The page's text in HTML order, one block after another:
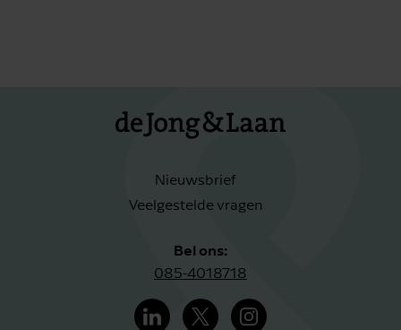
Nieuwsbrief
Veelgestelde vragen
Bel ons:
085-4018718